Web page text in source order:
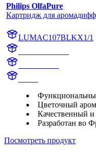
Philips OlfaPure
Картридж для
LUMAC107BLKX1/1
Цветочный
Качественный
Разработан во
Посмотреть продукт